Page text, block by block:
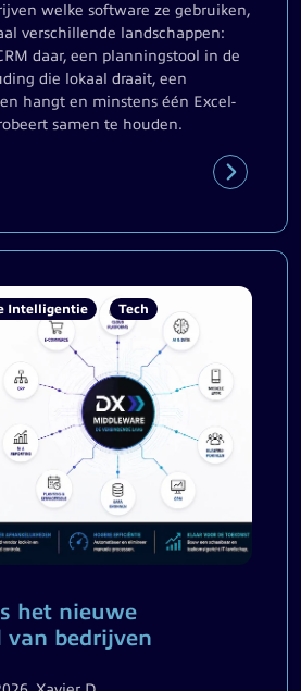
welke software ze gebruiken,
verschillende landschappen:
daar, een planningstool in de
die lokaal draait, een
hangt en minstens één Excel-
samen te houden.
Intelligentie Tech
het nieuwe
van bedrijven